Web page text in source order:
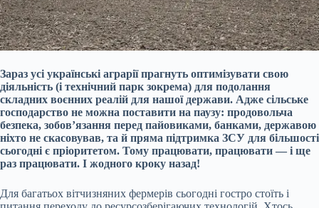
Зараз усі українські аграрії прагнуть оптимізувати свою
діяльність (і технічний парк зокрема) для подолання
складних воєнних реалій для нашої держави. Адже сільське
господарство не можна поставити на паузу: продовольча
безпека, зобов’язання перед пайовиками, банками, державою
ніхто не скасовував, та й пряма підтримка ЗСУ для більшості
сьогодні є пріоритетом. Тому працювати, працювати — і ще
раз працювати. І жодного кроку назад!
Для багатьох вітчизняних фермерів сьогодні гостро стоїть і